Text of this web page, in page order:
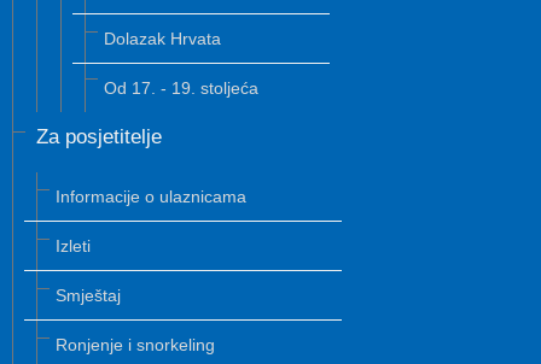
Dolazak Hrvata
Od 17. - 19. stoljeća
Za posjetitelje
Informacije o ulaznicama
Izleti
Smještaj
Ronjenje i snorkeling